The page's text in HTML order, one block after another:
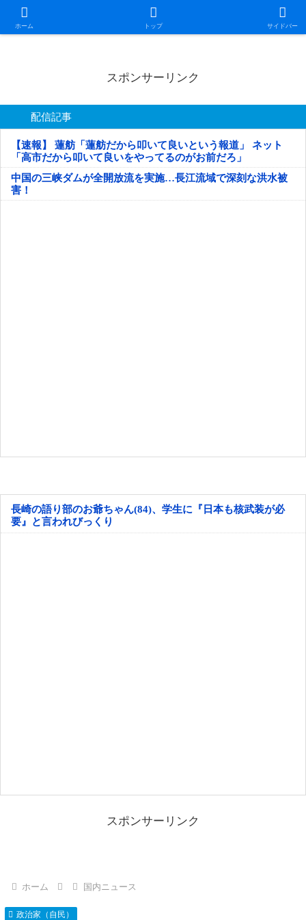
ホーム トップ サイドバー
日本第一！ニュース録
スポンサーリンク
配信記事
【速報】 蓮舫「蓮舫だから叩いて良いという報道」 ネット
「高市だから叩いて良いをやってるのがお前だろ」
中国の三峡ダムが全開放流を実施…長江流域で深刻な洪水被
害！
長崎の語り部のお爺ちゃん(84)、学生に『日本も核武装が必
要』と言われびっくり
スポンサーリンク
ホーム 国内ニュース
政治家（自民）